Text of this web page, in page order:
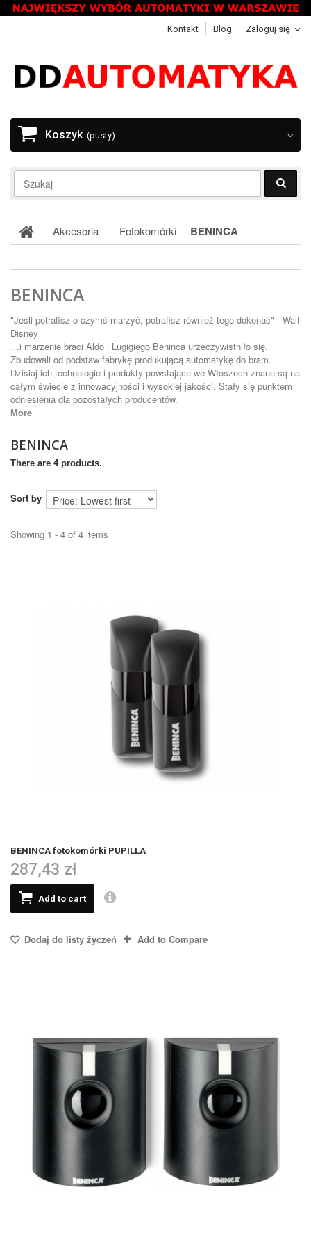
Zaloguj się
Kontakt Blog
Koszyk (pusty)
Akcesoria Fotokomórki BENINCA
BENINCA
"Jeśli potrafisz o czymś marzyć, potrafisz również tego dokonać" - Walt
Disney
…i marzenie braci Aldo i Lugigiego Beninca urzeczywistniło się.
Zbudowali od podstaw fabrykę produkującą automatykę do bram.
Dzisiaj ich technologie i produkty powstające we Włoszech znane są na
całym świecie z innowacyjności i wysokiej jakości. Stały się punktem
odniesienia dla pozostałych producentów.
More
BENINCA
There are 4 products.
Sort by
Showing 1 - 4 of 4 items
BENINCA fotokomórki PUPILLA
287,43 zł
Add to cart
Dodaj do listy życzeń Add to Compare